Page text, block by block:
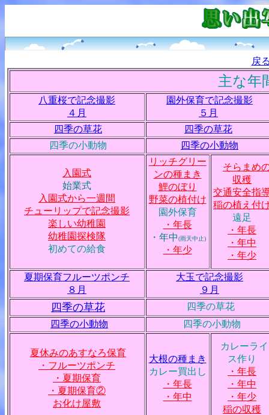
戻
主な年
八重桜で記念撮影
４月
園外保育で記念撮影
５月
四季の草花
四季の草花
四季の小動物
四季の小動物
入園式
始業式
入園式から一週間
チューリップで記念撮影
楽しい幼稚園
幼稚園探検隊
初めての給食
リッチグリー
ンの種まき
鯉のぼり
野菜の植付け
園外保育
・年長
・年中(雨天中止)
・年少
そらまめ
収穫
交通安全指
稲の植え付
遠足
・年長
・年中
・年少
夏期保育フルーツポンチ
８月
大玉で記念撮影
９月
四季の草花
四季の草花
四季の小動物
四季の小動物
夏休みのあすなろ保育
・フルーツポンチ
・夏期保育
・夏期保育②
お化け屋敷
大根の種まき
カレー買出し
・年長
・年中
カレーライ
ス作り
・年長
・年中
・年少
稲の収穫